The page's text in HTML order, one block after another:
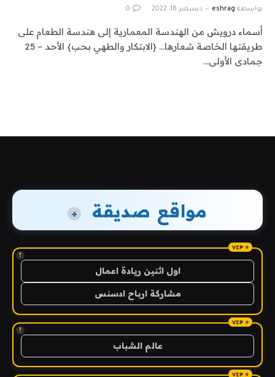
بواسطة eshrag ديسمبر 18, 2022 0
أسماء درويش من الهندسة المعمارية إلى هندسة الطعام على
طريقتها الخاصة شعارها… {الابتكار والطهي بحب} الأحد – 25
جمادى الأولى…
مواقع صديقة +
!
اول اثنين ريادة اعمال
مشاركة ارباح ادسنس
!
عالم الشباب